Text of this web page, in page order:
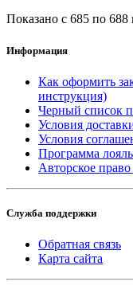
Показано с 685 по 688
Информация
Как оформить
инструкция)
Черный список
Условия
Условия
Программа
Авторское
Служба поддержки
Обратная связь
Карта сайта